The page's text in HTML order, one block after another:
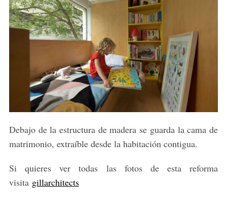
Debajo de la estructura de madera se guarda la cama de
matrimonio, extraíble desde la habitación contigua.
Si quieres ver todas las fotos de esta reforma
visita gillarchitects
a